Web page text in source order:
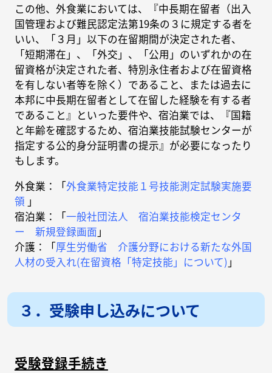
この他、外食業においては、『中長期在留者（出入
国管理および難民認定法第19条の３に規定する者を
いい、「３月」以下の在留期間が決定された者、
「短期滞在」、「外交」、「公用」のいずれかの在
留資格が決定された者、特別永住者および在留資格
を有しない者等を除く）であること、または過去に
本邦に中長期在留者として在留した経験を有する者
であること』といった要件や、宿泊業では、『国籍
と年齢を確認するため、宿泊業技能試験センターが
指定する公的身分証明書の提示』が必要になったり
もします。
外食業：「外食業特定技能１号技能測定試験実施要
領 」
宿泊業：「一般社団法人 宿泊業技能検定センタ
ー 新規登録画面 」
介護：「厚生労働省 介護分野における新たな外国
人材の受入れ(在留資格「特定技能」について) 」
３．受験申し込みについて
受験登録手続き